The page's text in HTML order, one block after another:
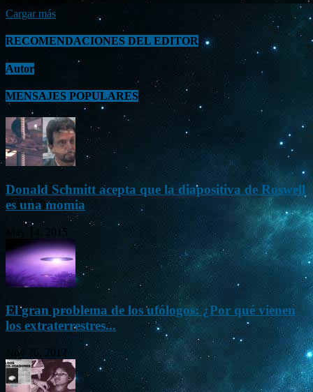
Cargar más
RECOMENDACIONES DEL EDITOR
Autor
MENSAJES POPULARES
Donald Schmitt acepta que la diapositiva de Roswell
es una momia
May 14, 2015
El gran problema de los ufólogos: ¿Por qué vienen
los extraterrestres...
Nov 26, 2012